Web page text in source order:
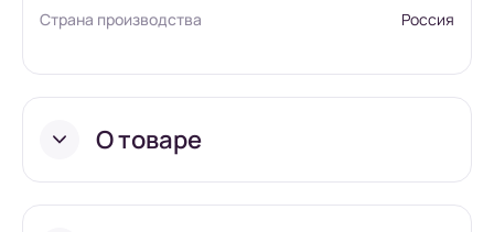
Страна производства Россия
О товаре